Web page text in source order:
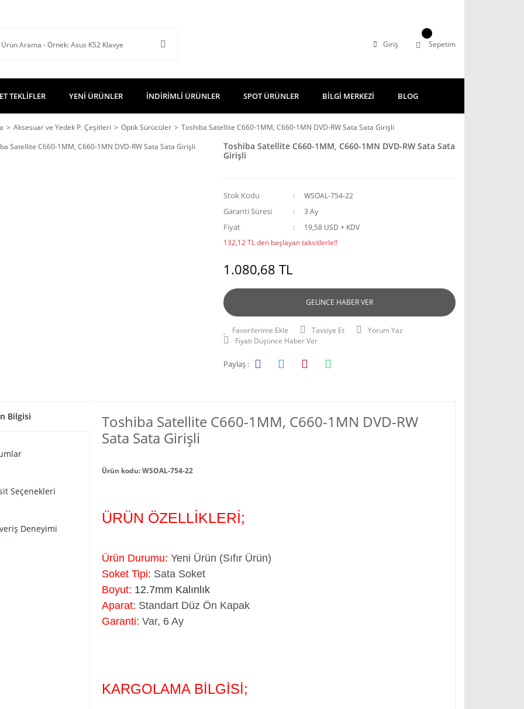
Giriş Sepetim
TEKLİFLER YENİ ÜRÜNLER İNDİRİMLİ ÜRÜNLER SPOT ÜRÜNLER BİLGİ MERKEZİ BLOG
Aksesuar ve Yedek P. Çeşitleri Optik Sürücüler Toshiba Satellite C660-1MM, C660-1MN DVD-RW Sata Sata Girişli
Toshiba Satellite C660-1MM, C660-1MN DVD-RW Sata Sata
Girişli
Stok Kodu WSOAL-754-22
Garanti Süresi 3 Ay
Fiyat
19,58 USD + KDV
132,12 TL den başlayan taksitlerle!!
1.080,68 TL
GELİNCE HABER VER
Tavsiye Et
Yorum Yaz
Fiyatı Düşünce Haber Ver
Paylaş :
Bilgisi
Seçenekleri
Deneyimi
Toshiba Satellite C660-1MM, C660-1MN DVD-RW
Sata Sata Girişli
Ürün kodu: WSOAL-754-22
ÜRÜN ÖZELLİKLERİ;
Ürün Durumu: Yeni Ürün (Sıfır Ürün)
Soket Tipi: Sata Soket
Boyut: 12.7mm Kalınlık
Aparat: Standart Düz Ön Kapak
Garanti: Var, 6 Ay
KARGOLAMA BİLGİSİ;